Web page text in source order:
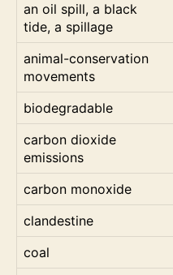
an oil spill, a black
tide, a spillage
animal-conservation
movements
biodegradable
carbon dioxide
emissions
carbon monoxide
clandestine
coal